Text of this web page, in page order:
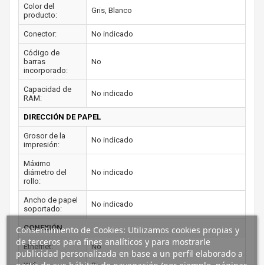
Color del
producto:
Gris, Blanco
Conector: No indicado
Código de
barras
incorporado:
No
Capacidad de
RAM:
No indicado
DIRECCIÓN DE PAPEL
Grosor de la
impresión:
No indicado
Máximo
diámetro del
rollo:
No indicado
Ancho de papel
soportado:
No indicado
CONEXIÓN
Ethernet: No
Consentimiento de Cookies: Utilizamos cookies propias y
de terceros para fines analíticos y para mostrarle
publicidad personalizada en base a un perfil elaborado a